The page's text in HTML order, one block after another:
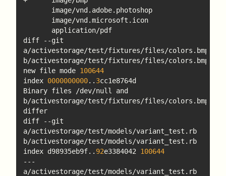
diff --git
a/activestorage/test/fixtures/files/colors.bmp
new file mode 100644
index 0000000000.. 3
Binary files /dev/null and
b/activestorage/test/fixtures/files/colors.bmp
diff --git
a/activestorage/test/models/variant_test.rb
index d98935eb9f.. 92e3384042 100644
---